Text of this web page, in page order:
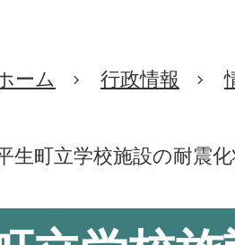
ーム 行政情報
生町立学校施設の耐震